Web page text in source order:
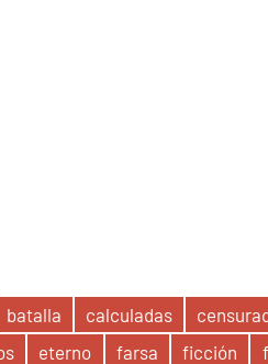
batalla calculadas
eterno farsa ficción